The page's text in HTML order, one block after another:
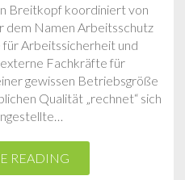
Breitkopf koordiniert von
dem Namen Arbeitsschutz
Arbeitssicherheit und
Fachkräfte für
gewissen Betriebsgröße
Qualität „rechnet“ sich
READING